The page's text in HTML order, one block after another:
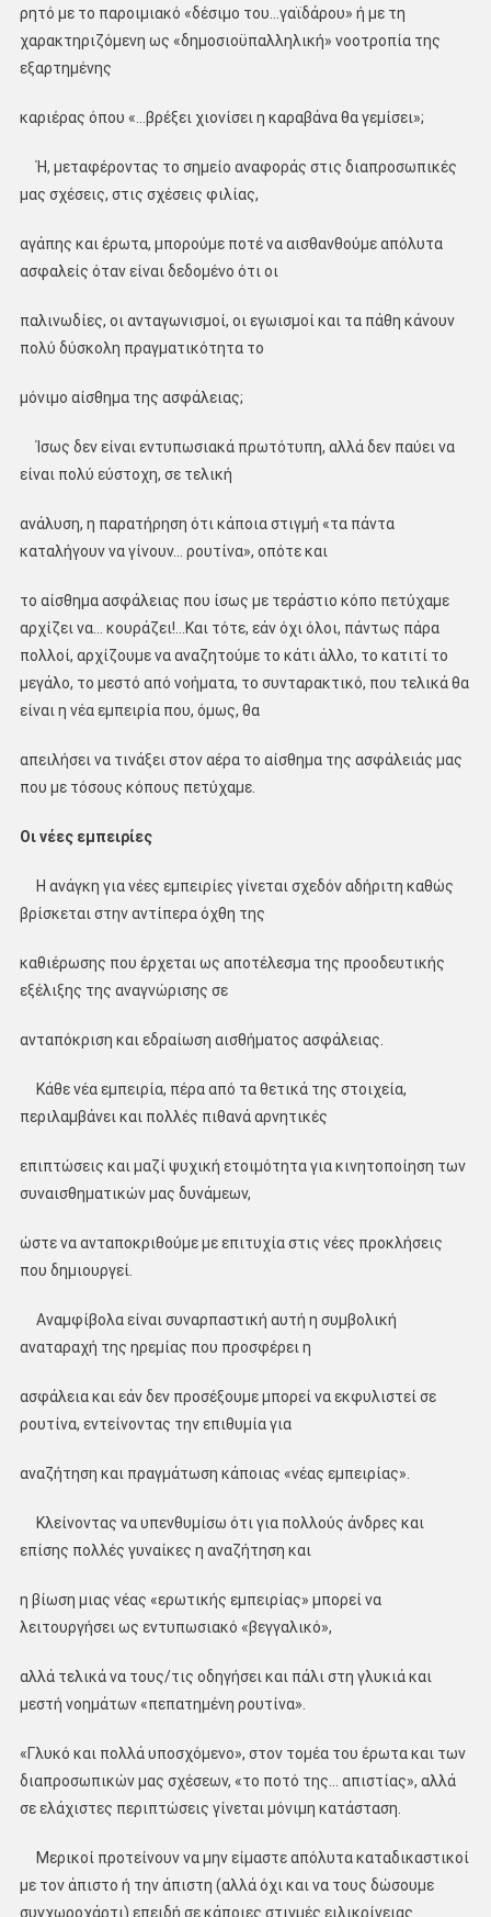
ρητό με το παροιμιακό «δέσιμο του…γαϊδάρου» ή με τη
χαρακτηριζόμενη ως «δημοσιοϋπαλληλική» νοοτροπία της
εξαρτημένης
καριέρας όπου «…βρέξει χιονίσει η καραβάνα θα γεμίσει»;
Ή, μεταφέροντας το σημείο αναφοράς στις διαπροσωπικές
μας σχέσεις, στις σχέσεις φιλίας,
αγάπης και έρωτα, μπορούμε ποτέ να αισθανθούμε απόλυτα
ασφαλείς όταν είναι δεδομένο ότι οι
παλινωδίες, οι ανταγωνισμοί, οι εγωισμοί και τα πάθη κάνουν
πολύ δύσκολη πραγματικότητα το
μόνιμο αίσθημα της ασφάλειας;
Ίσως δεν είναι εντυπωσιακά πρωτότυπη, αλλά δεν παύει να
είναι πολύ εύστοχη, σε τελική
ανάλυση, η παρατήρηση ότι κάποια στιγμή «τα πάντα
καταλήγουν να γίνουν… ρουτίνα», οπότε και
το αίσθημα ασφάλειας που ίσως με τεράστιο κόπο πετύχαμε
αρχίζει να… κουράζει!…Και τότε, εάν όχι όλοι, πάντως πάρα
πολλοί, αρχίζουμε να αναζητούμε το κάτι άλλο, το κατιτί το
μεγάλο, το μεστό από νοήματα, το συνταρακτικό, που τελικά θα
είναι η νέα εμπειρία που, όμως, θα
απειλήσει να τινάξει στον αέρα το αίσθημα της ασφάλειάς μας
που με τόσους κόπους πετύχαμε.
Οι νέες εμπειρίες
Η ανάγκη για νέες εμπειρίες γίνεται σχεδόν αδήριτη καθώς
βρίσκεται στην αντίπερα όχθη της
καθιέρωσης που έρχεται ως αποτέλεσμα της προοδευτικής
εξέλιξης της αναγνώρισης σε
ανταπόκριση και εδραίωση αισθήματος ασφάλειας.
Κάθε νέα εμπειρία, πέρα από τα θετικά της στοιχεία,
περιλαμβάνει και πολλές πιθανά αρνητικές
επιπτώσεις και μαζί ψυχική ετοιμότητα για κινητοποίηση των
συναισθηματικών μας δυνάμεων,
ώστε να ανταποκριθούμε με επιτυχία στις νέες προκλήσεις
που δημιουργεί.
Αναμφίβολα είναι συναρπαστική αυτή η συμβολική
αναταραχή της ηρεμίας που προσφέρει η
ασφάλεια και εάν δεν προσέξουμε μπορεί να εκφυλιστεί σε
ρουτίνα, εντείνοντας την επιθυμία για
αναζήτηση και πραγμάτωση κάποιας «νέας εμπειρίας».
Κλείνοντας να υπενθυμίσω ότι για πολλούς άνδρες και
επίσης πολλές γυναίκες η αναζήτηση και
η βίωση μιας νέας «ερωτικής εμπειρίας» μπορεί να
λειτουργήσει ως εντυπωσιακό «βεγγαλικό»,
αλλά τελικά να τους/τις οδηγήσει και πάλι στη γλυκιά και
μεστή νοημάτων «πεπατημένη ρουτίνα».
«Γλυκό και πολλά υποσχόμενο», στον τομέα του έρωτα και των
διαπροσωπικών μας σχέσεων, «το ποτό της… απιστίας», αλλά
σε ελάχιστες περιπτώσεις γίνεται μόνιμη κατάσταση.
Μερικοί προτείνουν να μην είμαστε απόλυτα καταδικαστικοί
με τον άπιστο ή την άπιστη (αλλά όχι και να τους δώσουμε
συγχωροχάρτι) επειδή σε κάποιες στιγμές ειλικρίνειας